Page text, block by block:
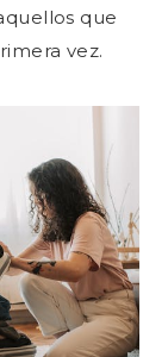
que
vez.